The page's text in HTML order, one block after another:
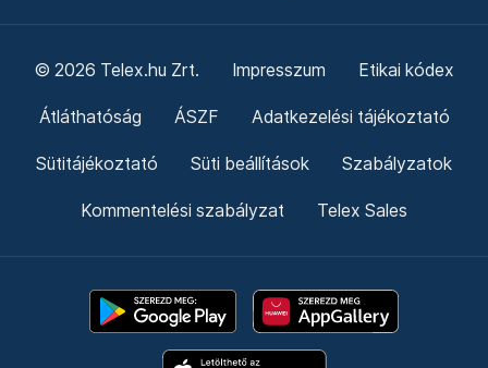
© 2026 Telex.hu Zrt. Impresszum Etikai kódex
Átláthatóság ÁSZF Adatkezelési tájékoztató
Sütitájékoztató Süti beállítások Szabályzatok
Kommentelési szabályzat Telex Sales